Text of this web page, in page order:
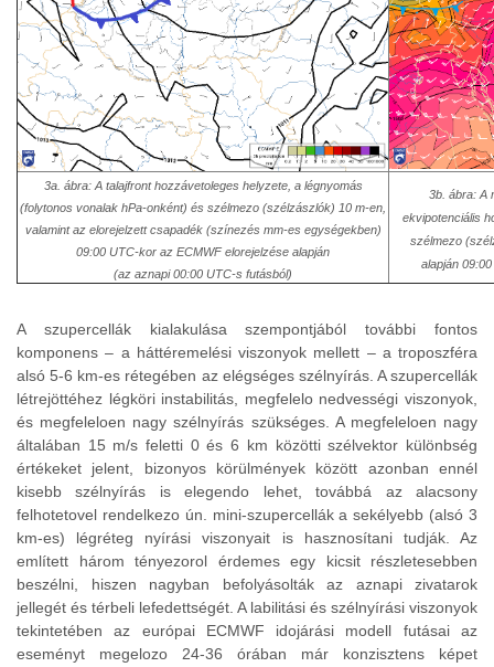
3a. ábra:A talajfront hozzávetoleges helyzete, a légnyomás
(folytonos vonalak hPa-onként) és szélmezo (szélzászlók) 10 m-en,
valamint az elorejelzett csapadék (színezés mm-es egységekben)
09:00 UTC-kor az ECMWF elorejelzése alapján
(az aznapi 00:00 UTC-s futásból)
3b. ábra: A
ekvipotenciális
szélmezo
alapján
A szupercellák kialakulása szempontjából további fontos
komponens – a háttéremelési viszonyok mellett – a troposzféra
alsó 5-6 km-es rétegében az elégséges szélnyírás. A szupercellák
létrejöttéhez légköri instabilitás, megfelelo nedvességi viszonyok,
és megfeleloen nagy szélnyírás szükséges. A megfeleloen nagy
általában 15 m/s feletti 0 és 6 km közötti szélvektor különbség
értékeket jelent, bizonyos körülmények között azonban ennél
kisebb szélnyírás is elegendo lehet, továbbá az alacsony
felhotetovel rendelkezo ún. mini-szupercellák a sekélyebb (alsó 3
km-es) légréteg nyírási viszonyait is hasznosítani tudják. Az
említett három tényezorol érdemes egy kicsit részletesebben
beszélni, hiszen nagyban befolyásolták az aznapi zivatarok
jellegét és térbeli lefedettségét. A labilitási és szélnyírási viszonyok
tekintetében az európai ECMWF idojárási modell futásai az
eseményt megelozo 24-36 órában már konzisztens képet